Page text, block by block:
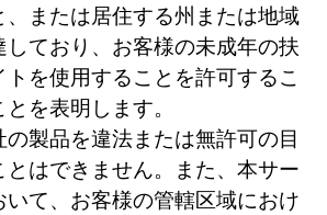
または居住する州または地域
しており、お客様の未成年の扶
を使用することを許可するこ
を表明します。
製品を違法または無許可の目
とはできません。また、本サー
いて、お客様の管轄区域におけ